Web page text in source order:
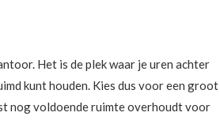
Het is de plek waar je uren achter
kunt houden. Kies dus voor een groot
nog voldoende ruimte overhoudt voor